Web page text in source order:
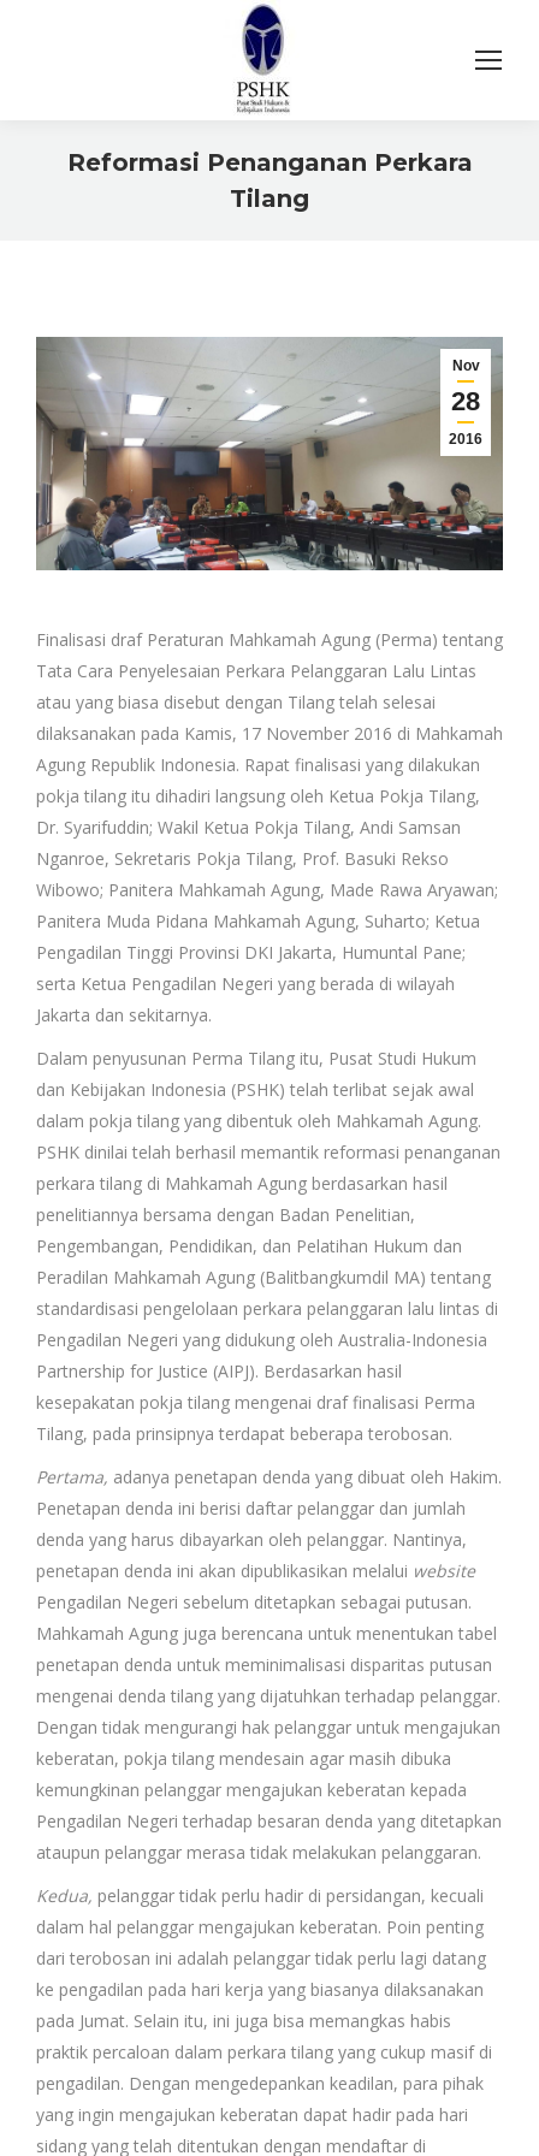
Reformasi Penanganan Perkara
Tilang
Nov
28
2016
Finalisasi draf Peraturan Mahkamah Agung (Perma) tentang
Tata Cara Penyelesaian Perkara Pelanggaran Lalu Lintas
atau yang biasa disebut dengan Tilang telah selesai
dilaksanakan pada Kamis, 17 November 2016 di Mahkamah
Agung Republik Indonesia. Rapat finalisasi yang dilakukan
pokja tilang itu dihadiri langsung oleh Ketua Pokja Tilang,
Dr. Syarifuddin; Wakil Ketua Pokja Tilang, Andi Samsan
Nganroe, Sekretaris Pokja Tilang, Prof. Basuki Rekso
Wibowo; Panitera Mahkamah Agung, Made Rawa Aryawan;
Panitera Muda Pidana Mahkamah Agung, Suharto; Ketua
Pengadilan Tinggi Provinsi DKI Jakarta, Humuntal Pane;
serta Ketua Pengadilan Negeri yang berada di wilayah
Jakarta dan sekitarnya.
Dalam penyusunan Perma Tilang itu, Pusat Studi Hukum
dan Kebijakan Indonesia (PSHK) telah terlibat sejak awal
dalam pokja tilang yang dibentuk oleh Mahkamah Agung.
PSHK dinilai telah berhasil memantik reformasi penanganan
perkara tilang di Mahkamah Agung berdasarkan hasil
penelitiannya bersama dengan Badan Penelitian,
Pengembangan, Pendidikan, dan Pelatihan Hukum dan
Peradilan Mahkamah Agung (Balitbangkumdil MA) tentang
standardisasi pengelolaan perkara pelanggaran lalu lintas di
Pengadilan Negeri yang didukung oleh Australia-Indonesia
Partnership for Justice (AIPJ). Berdasarkan hasil
kesepakatan pokja tilang mengenai draf finalisasi Perma
Tilang, pada prinsipnya terdapat beberapa terobosan.
Pertama, adanya penetapan denda yang dibuat oleh Hakim.
Penetapan denda ini berisi daftar pelanggar dan jumlah
denda yang harus dibayarkan oleh pelanggar. Nantinya,
penetapan denda ini akan dipublikasikan melalui website
Pengadilan Negeri sebelum ditetapkan sebagai putusan.
Mahkamah Agung juga berencana untuk menentukan tabel
penetapan denda untuk meminimalisasi disparitas putusan
mengenai denda tilang yang dijatuhkan terhadap pelanggar.
Dengan tidak mengurangi hak pelanggar untuk mengajukan
keberatan, pokja tilang mendesain agar masih dibuka
kemungkinan pelanggar mengajukan keberatan kepada
Pengadilan Negeri terhadap besaran denda yang ditetapkan
ataupun pelanggar merasa tidak melakukan pelanggaran.
Kedua, pelanggar tidak perlu hadir di persidangan, kecuali
dalam hal pelanggar mengajukan keberatan. Poin penting
dari terobosan ini adalah pelanggar tidak perlu lagi datang
ke pengadilan pada hari kerja yang biasanya dilaksanakan
pada Jumat. Selain itu, ini juga bisa memangkas habis
praktik percaloan dalam perkara tilang yang cukup masif di
pengadilan. Dengan mengedepankan keadilan, para pihak
yang ingin mengajukan keberatan dapat hadir pada hari
sidang yang telah ditentukan dengan mendaftar di